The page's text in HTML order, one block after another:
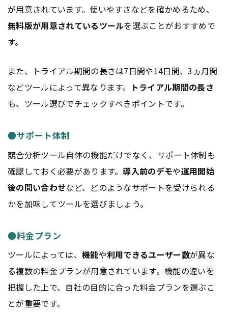
が用意されています。使いやすさなどを確かめるため、
無料版が用意されているツールを選ぶことがおすすめで
す。
また、トライアル期間の長さは7日間や14日間、3ヵ月間
などツールによって異なります。
トライアル期間の長さ
も、ツール選びでチェックすべきポイントです。
●サポート体制
競合分析ツール自体の機能だけでなく、サポート体制も
確認しておく必要があります。導入前のデモや運用開始
後の問い合わせなど、どのようなサポートを受けられる
かを加味してツールを選びましょう。
●料金プラン
ツールによっては、 機能や利用できるユーザー数が異な
る複数の料金プランが用意されています。機能の違いを
把握した上で、自社の目的に合った料金プランを選ぶこ
とが重要です。